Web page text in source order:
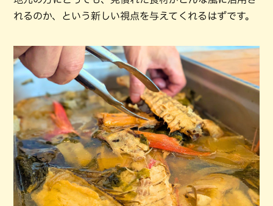
れるのか、という新しい視点を与えてくれるはずです。